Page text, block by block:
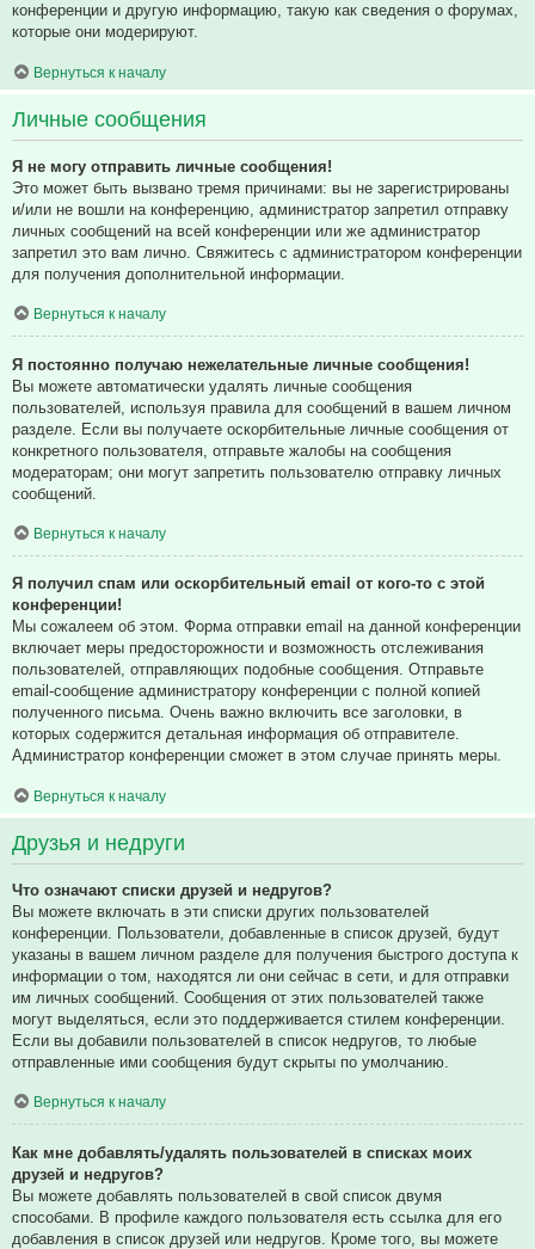
конференции и другую информацию, такую как сведения о форумах,
которые они модерируют.
Вернуться к началу
Личные сообщения
Я не могу отправить личные сообщения!
Это может быть вызвано тремя причинами: вы не зарегистрированы
и/или не вошли на конференцию, администратор запретил отправку
личных сообщений на всей конференции или же администратор
запретил это вам лично. Свяжитесь с администратором конференции
для получения дополнительной информации.
Вернуться к началу
Я постоянно получаю нежелательные личные сообщения!
Вы можете автоматически удалять личные сообщения
пользователей, используя правила для сообщений в вашем личном
разделе. Если вы получаете оскорбительные личные сообщения от
конкретного пользователя, отправьте жалобы на сообщения
модераторам; они могут запретить пользователю отправку личных
сообщений.
Вернуться к началу
Я получил спам или оскорбительный email от кого-то с этой
конференции!
Мы сожалеем об этом. Форма отправки email на данной конференции
включает меры предосторожности и возможность отслеживания
пользователей, отправляющих подобные сообщения. Отправьте
email-сообщение администратору конференции с полной копией
полученного письма. Очень важно включить все заголовки, в
которых содержится детальная информация об отправителе.
Администратор конференции сможет в этом случае принять меры.
Вернуться к началу
Друзья и недруги
Что означают списки друзей и недругов?
Вы можете включать в эти списки других пользователей
конференции. Пользователи, добавленные в список друзей, будут
указаны в вашем личном разделе для получения быстрого доступа к
информации о том, находятся ли они сейчас в сети, и для отправки
им личных сообщений. Сообщения от этих пользователей также
могут выделяться, если это поддерживается стилем конференции.
Если вы добавили пользователей в список недругов, то любые
отправленные ими сообщения будут скрыты по умолчанию.
Вернуться к началу
Как мне добавлять/удалять пользователей в списках моих
друзей и недругов?
Вы можете добавлять пользователей в свой список двумя
способами. В профиле каждого пользователя есть ссылка для его
добавления в список друзей или недругов. Кроме того, вы можете